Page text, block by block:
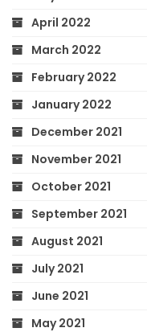
April 2022
March 2022
February 2022
January 2022
December 2021
November 2021
October 2021
September 2021
August 2021
July 2021
June 2021
May 2021